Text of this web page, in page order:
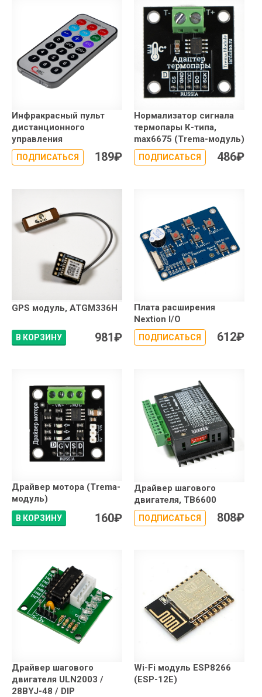
Инфракрасный пульт
дистанционного
управления
ПОДПИСАТЬСЯ 189₽
Нормализатор сигнала
термопары К-типа,
max6675 (Trema-модуль)
ПОДПИСАТЬСЯ 486₽
GPS модуль, ATGM336H
В КОРЗИНУ 981₽
Плата расширения
Nextion I/O
ПОДПИСАТЬСЯ 612₽
Драйвер мотора (Trema-
модуль)
В КОРЗИНУ 160₽
Драйвер шагового
двигателя, TB6600
ПОДПИСАТЬСЯ 808₽
Драйвер шагового
двигателя ULN2003 /
28BYJ-48 / DIP
Wi-Fi модуль ESP8266
(ESP-12E)